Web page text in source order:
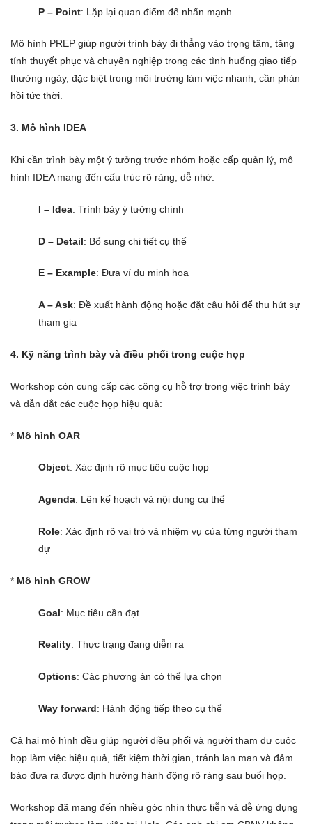
P – Point: Lặp lại quan điểm để nhấn mạnh
Mô hình PREP giúp người trình bày đi thẳng vào trọng tâm, tăng
tính thuyết phục và chuyên nghiệp trong các tình huống giao tiếp
thường ngày, đặc biệt trong môi trường làm việc nhanh, cần phản
hồi tức thời.
3. Mô hình IDEA
Khi cần trình bày một ý tưởng trước nhóm hoặc cấp quản lý, mô
hình IDEA mang đến cấu trúc rõ ràng, dễ nhớ:
I – Idea: Trình bày ý tưởng chính
D – Detail: Bổ sung chi tiết cụ thể
E – Example: Đưa ví dụ minh họa
A – Ask: Đề xuất hành động hoặc đặt câu hỏi để thu hút sự
tham gia
4. Kỹ năng trình bày và điều phối trong cuộc họp
Workshop còn cung cấp các công cụ hỗ trợ trong việc trình bày
và dẫn dắt các cuộc họp hiệu quả:
* Mô hình OAR
Object: Xác định rõ mục tiêu cuộc họp
Agenda: Lên kế hoạch và nội dung cụ thể
Role: Xác định rõ vai trò và nhiệm vụ của từng người tham
dự
* Mô hình GROW
Goal: Mục tiêu cần đạt
Reality: Thực trạng đang diễn ra
Options: Các phương án có thể lựa chọn
Way forward: Hành động tiếp theo cụ thể
Cả hai mô hình đều giúp người điều phối và người tham dự cuộc
họp làm việc hiệu quả, tiết kiệm thời gian, tránh lan man và đảm
bảo đưa ra được định hướng hành động rõ ràng sau buổi họp.
Workshop đã mang đến nhiều góc nhìn thực tiễn và dễ ứng dụng